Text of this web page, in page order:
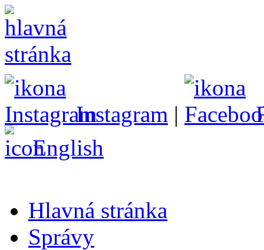
Instagram |
English
Hlavná stránka
Správy